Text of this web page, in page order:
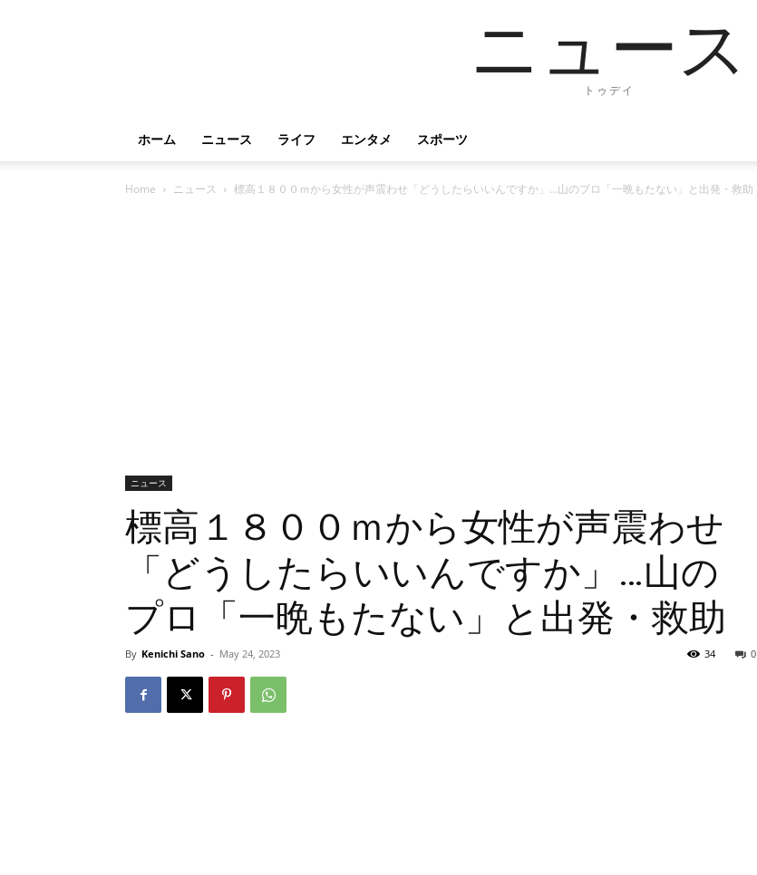
ニュース
トゥデイ
ホーム ニュース ライフ エンタメ スポーツ
Home ニュース 標高１８００ｍから女性が声震わせ「どうしたらいいんですか」…山のプロ「一晩もたない」と出発・救助
ニュース
標高１８００ｍから女性が声震わせ
「どうしたらいいんですか」…山の
プロ「一晩もたない」と出発・救助
By Kenichi Sano - May 24, 2023 0
34